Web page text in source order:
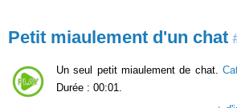
Petit miaulement d'un chat
Un seul petit miaulement de chat.
Durée : 00:01.